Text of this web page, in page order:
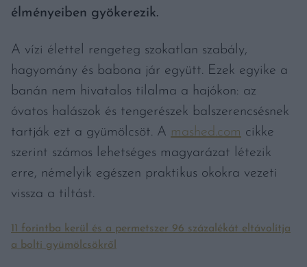
élményeiben gyökerezik.
A vízi élettel rengeteg szokatlan szabály,
hagyomány és babona jár együtt. Ezek egyike a
banán nem hivatalos tilalma a hajókon: az
óvatos halászok és tengerészek balszerencsésnek
tartják ezt a gyümölcsöt. A mashed.com cikke
szerint számos lehetséges magyarázat létezik
erre, némelyik egészen praktikus okokra vezeti
vissza a tiltást.
11 forintba kerül és a permetszer 96 százalékát eltávolítja
a bolti gyümölcsökről